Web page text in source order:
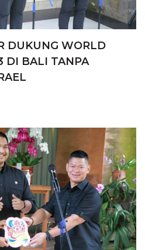
DUKUNG WORLD
DI BALI TANPA